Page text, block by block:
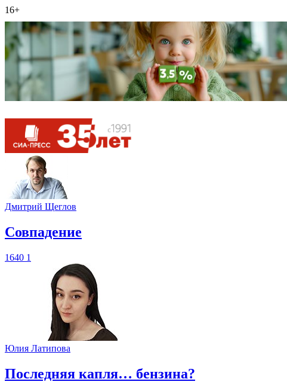
16+
Дмитрий Щеглов
​Совпадение
1640 1
Юлия Латипова
​Последняя капля… бензина?